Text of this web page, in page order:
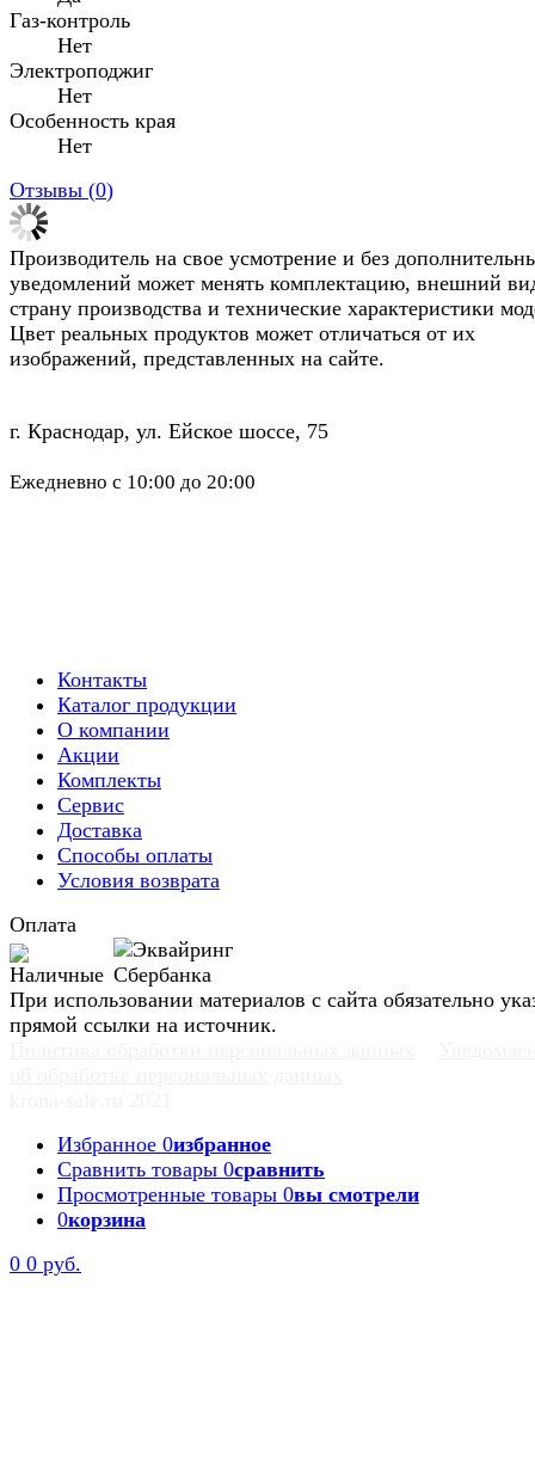
Газ-контроль
Нет
Электроподжиг
Нет
Особенность края
Нет
Отзывы (0)
Производитель на свое усмотрение и без
уведомлений может менять комплектацию, внешний
страну производства и технические характеристики
Цвет реальных продуктов может отличаться от их
изображений, представленных на сайте.
г. Краснодар, ул. Ейское шоссе, 75
Ежедневно с 10:00 до 20:00
Контакты
Каталог продукции
О компании
Акции
Комплекты
Сервис
Доставка
Способы оплаты
Условия возврата
Оплата
При использовании материалов с сайта обязательно
прямой ссылки на источник.
Избранное 0избранное
Сравнить товары 0сравнить
Просмотренные товары 0вы смотрели
0корзина
0 0 руб.